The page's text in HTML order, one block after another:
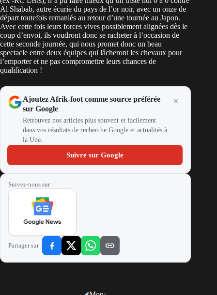
Al Shabab, autre écurie du pays de l’or noir, avec un onze de
départ toutefois remaniés au retour d’une tournée au Japon.
Avec cette fois leurs forces vives possiblement alignées dès le
coup d’envoi, ils voudront donc se racheter à l’occasion de
cette seconde journée, qui nous promet donc un beau
spectacle entre deux équipes qui lâcheront les chevaux pour
l’emporter et ne pas compromettre leurs chances de
qualification !
Ajoutez Afrik-foot comme source préférée
sur Google
Retrouvez nos articles plus souvent et facilement
dans vos résultats de recherche Google et actualités à
la Une.
Suivre sur Google
Suivez-nous sur :
Partager sur :